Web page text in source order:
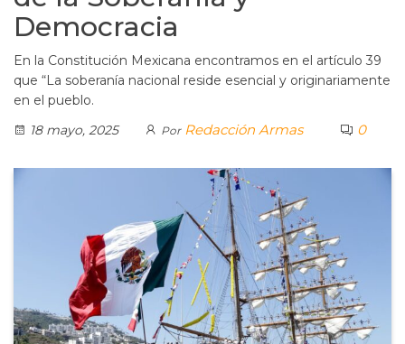
Democracia
En la Constitución Mexicana encontramos en el artículo 39
que “La soberanía nacional reside esencial y originariamente
en el pueblo.
18 mayo, 2025
Por Redacción Armas 0